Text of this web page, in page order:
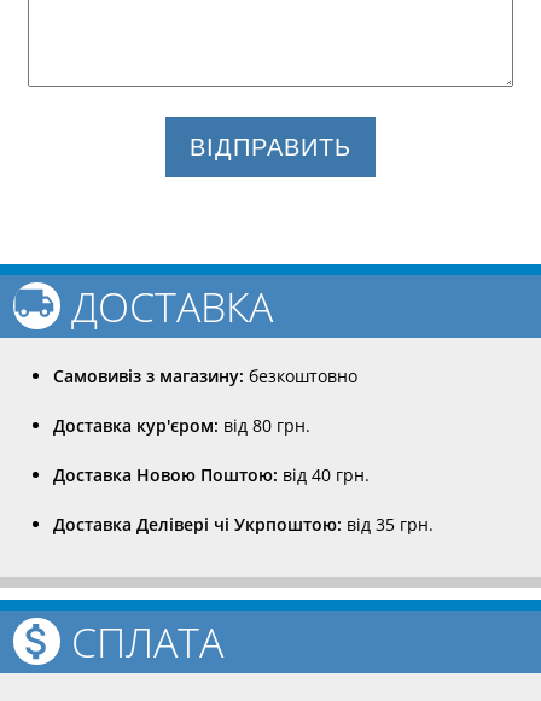
ВІДПРАВИТЬ
ДОСТАВКА
Самовивіз з магазину: безкоштовно
Доставка кур'єром: від 80 грн.
Доставка Новою Поштою: від 40 грн.
Доставка Делівері чі Укрпоштою: від 35 грн.
СПЛАТА